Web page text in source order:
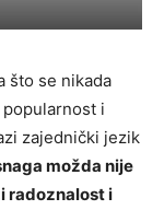
što se nikada
i
zajednički jezik
možda nije
radoznalost i